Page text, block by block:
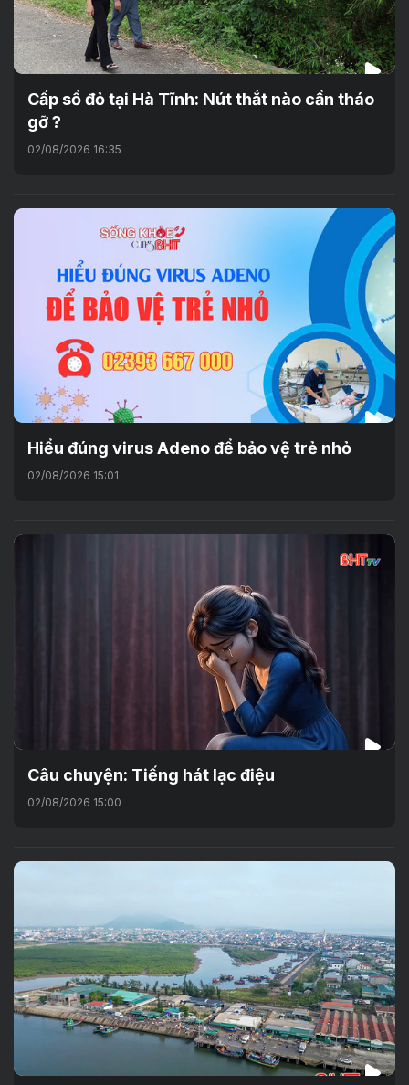
Cấp sổ đỏ tại Hà Tĩnh: Nút thắt nào cần tháo
gỡ ?
02/08/2026 16:35
Hiểu đúng virus Adeno để bảo vệ trẻ nhỏ
02/08/2026 15:01
Câu chuyện: Tiếng hát lạc điệu
02/08/2026 15:00